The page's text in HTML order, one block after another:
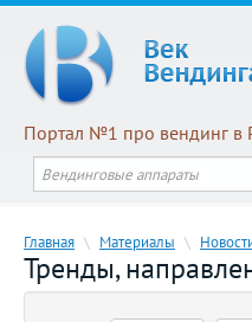
Портал №1 про вендинг в
Главная \ Материалы \
Тренды,